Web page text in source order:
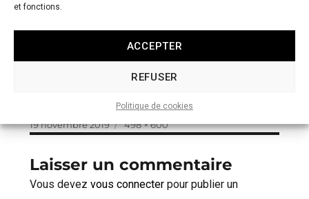
et fonctions.
ACCEPTER
REFUSER
Politique de cookies
Publié
le
19 novembre 2019
Taille
réelle
498 × 600
Laisser un commentaire
Vous devez vous connecterpour publier un